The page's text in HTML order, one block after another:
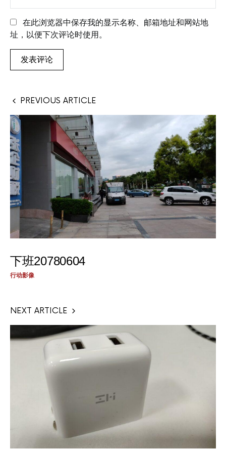
在此浏览器中保存我的显示名称、邮箱地址和网站地
址，以便下次评论时使用。
PREVIOUS ARTICLE
下班20780604
行动影像
NEXT ARTICLE